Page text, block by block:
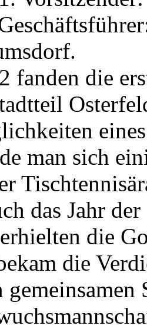
fanden die
man sich
das Jahr
die
die